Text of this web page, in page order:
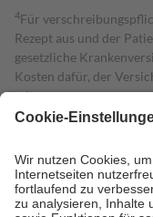
4Für
Rezept aus und der
gesetzliche
Kosten dafür, der
mit.
Grundsätzlich leisten
höchstens zehn Euro.
Kosten der Leistung zu
Diese Regeln gelten
Bei Heilmitteln und